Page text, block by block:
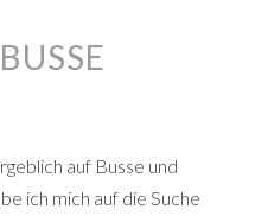
auf Busse und
ich mich auf die Suche